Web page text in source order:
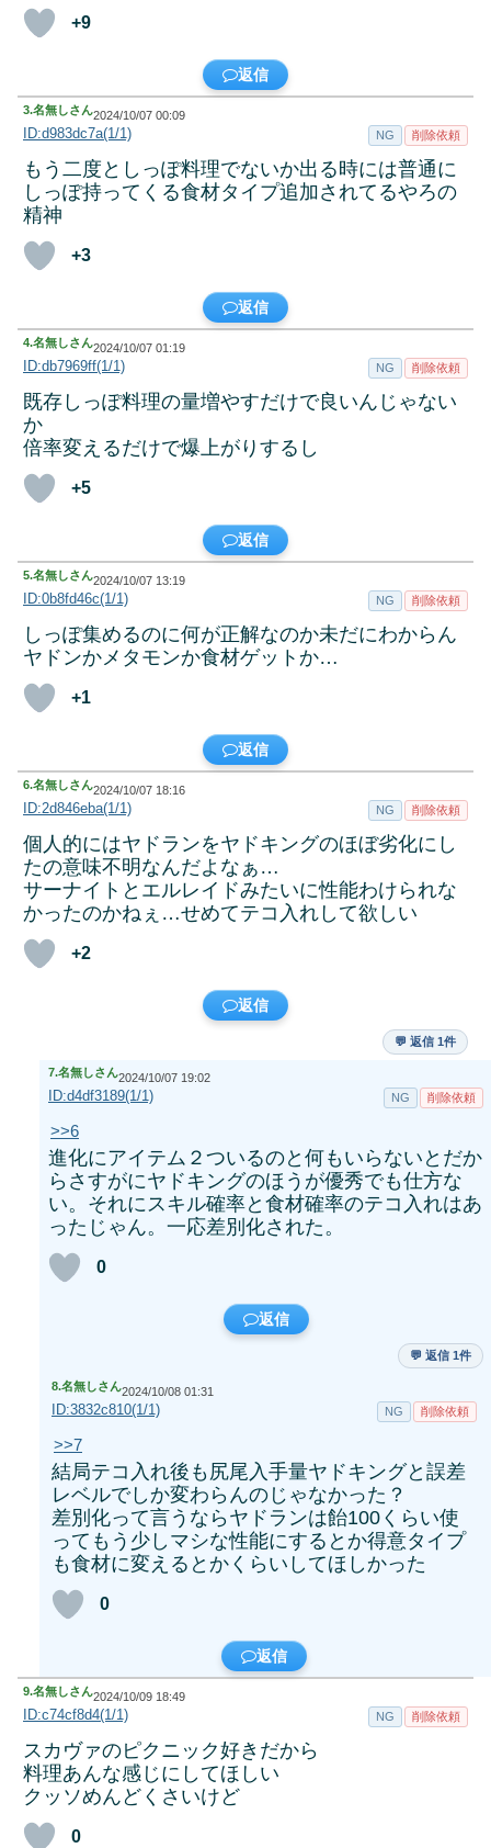
+9
返信
3.名無しさん2024/10/07 00:09
ID:d983dc7a(1/1) NG 削除依頼
もう二度としっぽ料理でないか出る時には普通に
しっぽ持ってくる食材タイプ追加されてるやろの
精神
+3
返信
4.名無しさん2024/10/07 01:19
ID:db7969ff(1/1) NG 削除依頼
既存しっぽ料理の量増やすだけで良いんじゃない
か
倍率変えるだけで爆上がりするし
+5
返信
5.名無しさん2024/10/07 13:19
ID:0b8fd46c(1/1) NG 削除依頼
しっぽ集めるのに何が正解なのか未だにわからん
ヤドンかメタモンか食材ゲットか…
+1
返信
6.名無しさん2024/10/07 18:16
ID:2d846eba(1/1) NG 削除依頼
個人的にはヤドランをヤドキングのほぼ劣化にし
たの意味不明なんだよなぁ…
サーナイトとエルレイドみたいに性能わけられな
かったのかねぇ…せめてテコ入れして欲しい
+2
返信
💬 返信 1件
7.名無しさん2024/10/07 19:02
ID:d4df3189(1/1) NG 削除依頼
>>6
進化にアイテム２ついるのと何もいらないとだか
らさすがにヤドキングのほうが優秀でも仕方な
い。それにスキル確率と食材確率のテコ入れはあ
ったじゃん。一応差別化された。
0
返信
💬 返信 1件
8.名無しさん2024/10/08 01:31
ID:3832c810(1/1) NG 削除依頼
>>7
結局テコ入れ後も尻尾入手量ヤドキングと誤差
レベルでしか変わらんのじゃなかった？
差別化って言うならヤドランは飴100くらい使
ってもう少しマシな性能にするとか得意タイプ
も食材に変えるとかくらいしてほしかった
0
返信
9.名無しさん2024/10/09 18:49
ID:c74cf8d4(1/1) NG 削除依頼
スカヴァのピクニック好きだから
料理あんな感じにしてほしい
クッソめんどくさいけど
0